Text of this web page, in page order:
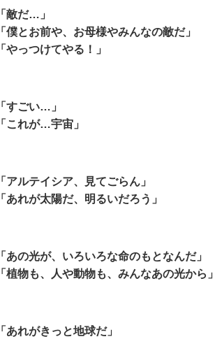
「敵だ…」
「僕とお前や、お母様やみんなの敵だ」
「やっつけてやる！」
「すごい…」
「これが…宇宙」
「アルテイシア、見てごらん」
「あれが太陽だ、明るいだろう」
「あの光が、いろいろな命のもとなんだ」
「植物も、人や動物も、みんなあの光から
「あれがきっと地球だ」